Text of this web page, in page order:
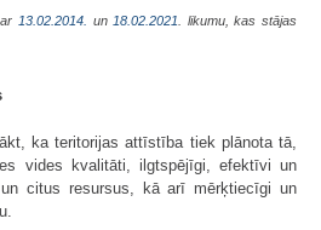
13.02.2014. un 18.02.2021
. likumu, kas stājas
ka teritorijas attīstība tiek plānota tā,
vides kvalitāti, ilgtspējīgi, efektīvi un
citus resursus, kā arī mērķtiecīgi un